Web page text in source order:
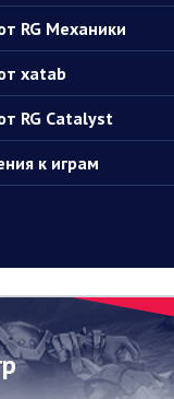
RG Механики
xatab
RG Catalyst
к играм